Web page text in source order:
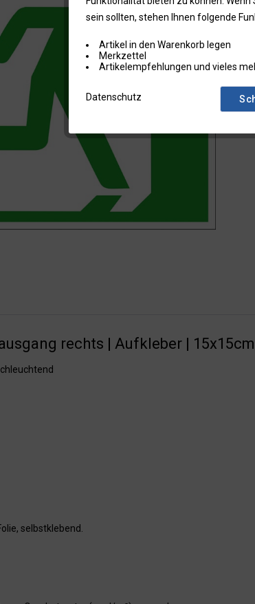
rechts | Aufkleber | 15x15cm
selbstklebend.
sein sollten, stehen Ihnen folgende
Artikel in den Warenkorb legen
Merkzettel
Artikelempfehlungen und vieles
Datenschutz